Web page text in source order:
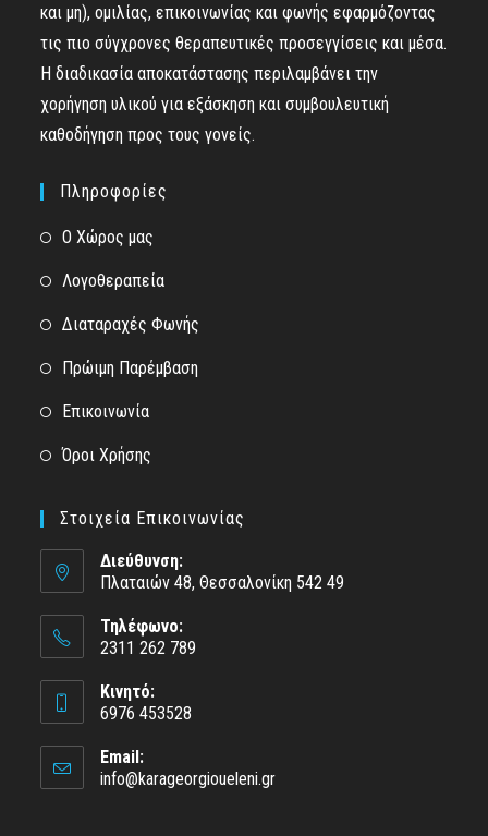
και μη), ομιλίας, επικοινωνίας και φωνής εφαρμόζοντας
τις πιο σύγχρονες θεραπευτικές προσεγγίσεις και μέσα.
Η διαδικασία αποκατάστασης περιλαμβάνει την
χορήγηση υλικού για εξάσκηση και συμβουλευτική
καθοδήγηση προς τους γονείς.
Πληροφορίες
Ο Χώρος μας
Λογοθεραπεία
Διαταραχές Φωνής
Πρώιμη Παρέμβαση
Επικοινωνία
Όροι Χρήσης
Στοιχεία Επικοινωνίας
Διεύθυνση:
Πλαταιών 48, Θεσσαλονίκη 542 49
Τηλέφωνο:
2311 262 789
Κινητό:
6976 453528
Email:
info@karageorgioueleni.gr